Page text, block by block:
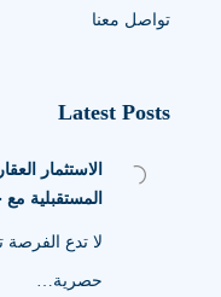
تواصل معنا
Latest Posts
المستقبلية
لا تدع
حصرية…